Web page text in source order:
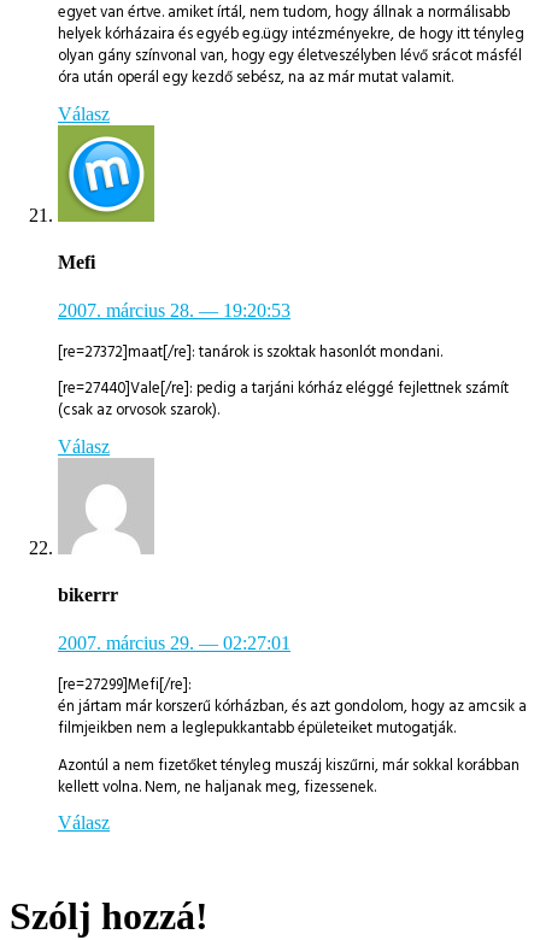
egyet van értve. amiket írtál, nem tudom, hogy állnak a normálisabb
helyek kórházaira és egyéb eg.ügy intézményekre, de hogy itt tényleg
olyan gány színvonal van, hogy egy életveszélyben lévő srácot másfél
óra után operál egy kezdő sebész, na az már mutat valamit.
Válasz
Mefi
2007. március 28. — 19:20:53
[re=27372]maat[/re]: tanárok is szoktak hasonlót mondani.
[re=27440]Vale[/re]: pedig a tarjáni kórház eléggé fejlettnek számít
(csak az orvosok szarok).
Válasz
bikerrr
2007. március 29. — 02:27:01
[re=27299]Mefi[/re]:
én jártam már korszerű kórházban, és azt gondolom, hogy az amcsik a
filmjeikben nem a leglepukkantabb épületeiket mutogatják.
Azontúl a nem fizetőket tényleg muszáj kiszűrni, már sokkal korábban
kellett volna. Nem, ne haljanak meg, fizessenek.
Válasz
Szólj hozzá!